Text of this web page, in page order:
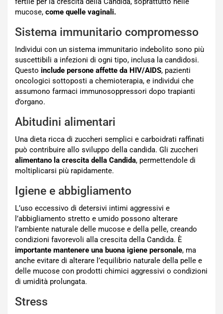
mucose, come quelle vaginali.
Sistema immunitario compromesso
Individui con un sistema immunitario indebolito sono più
suscettibili a infezioni di ogni tipo, inclusa la candidosi.
Questo include persone affette da HIV/AIDS, pazienti
oncologici sottoposti a chemioterapia, e individui che
assumono farmaci immunosoppressori dopo trapianti
d’organo.
Abitudini alimentari
Una dieta ricca di zuccheri semplici e carboidrati raffinati
può contribuire allo sviluppo della candida. Gli zuccheri
alimentano la crescita della Candida, permettendole di
moltiplicarsi più rapidamente.
Igiene e abbigliamento
L’uso eccessivo di detersivi intimi aggressivi e
l’abbigliamento stretto e umido possono alterare
l’ambiente naturale delle mucose e della pelle, creando
condizioni favorevoli alla crescita della Candida. È
importante mantenere una buona igiene personale, ma
anche evitare di alterare l’equilibrio naturale della pelle e
delle mucose con prodotti chimici aggressivi o condizioni
di umidità prolungata.
Stress